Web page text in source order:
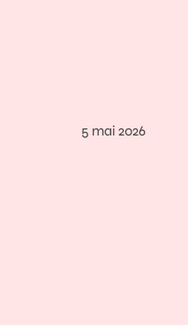
5 mai 2026